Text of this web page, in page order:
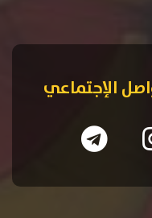
الإجتماعي